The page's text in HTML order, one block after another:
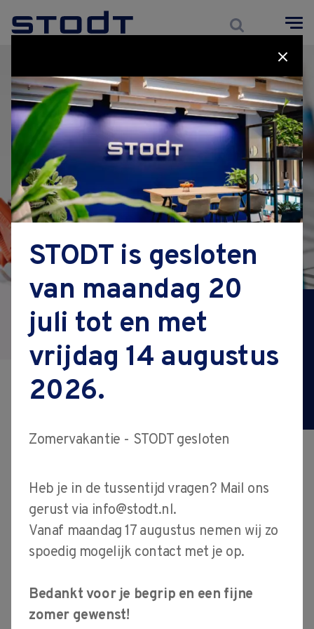
BBL
Maatwerk
Zoeken
over STODT
opleidingsbijdrage
vacatures
contact
Cursus
Elektrotechniek
voor gevorderden
Na het doorlopen van de cursus
Elektrotechniek voor
gevorderden heb je je kennis van
de elektrotechniek verbreed en
verdiept waardoor je in staat
bent om meer complexere
STODT is gesloten
van maandag 20
juli tot en met
vrijdag 14 augustus
2026.
Zomervakantie - STODT gesloten
Heb je in de tussentijd vragen? Mail ons
gerust via info@stodt.nl.
Vanaf maandag 17 augustus nemen wij zo
spoedig mogelijk contact met je op.
Bedankt voor je begrip en een fijne
zomer gewenst!